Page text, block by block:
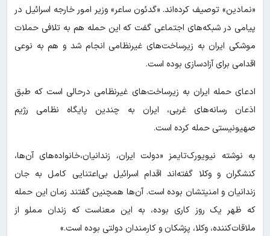
«نمادین» توصیف کرده‌اند. «گدئون ساعر» وزیر امور خارجه اسرائیل در
پیامی در شبکه‌های اجتماعی گفت که این حمله هم به تلافی حملات
موشکی ایران به زیرساخت‌های غیرنظامی انجام شد و هم به نوعی
اقدامی برای آزادسازی بوده است.
ادعای حمله ایران به زیرساخت‌های غیرنظامی درحالی است که طبق
اذعان رسانه‌های غربی، ایران به چندین پایگاه نظامی رژیم
صهیونیستی حمله کرده است.
به نوشته نیویورک‌تایمز «دولت ایران، زندانیان،‌خانواده‌های آن‌ها،
کنشگران و وکلا گفته‌اند اقدام اسرائیل بی‌اعتنایی کامل به جان
زندانیان و امنیتشان بوده است. آن‌ها همچنین گفتند زمان این حمله
که ظهر یک روز کاری بوده، به این معناست که زندان مملو از
ملاقات‌کننده، وکلا، پزشکان و کارمندان دولتی بوده است.»